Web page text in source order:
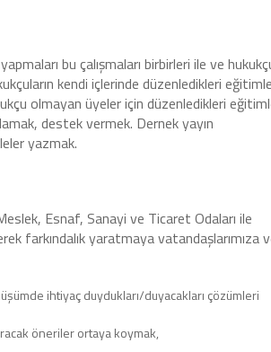
bu çalışmaları birbirleri ile ve
kendi içlerinde düzenledikleri
olmayan üyeler için düzenledikleri
destek vermek. Dernek yayın
yazmak.
Esnaf, Sanayi ve Ticaret Odaları ile
farkındalık yaratmaya vatandaşlarımıza
ihtiyaç duydukları/duyacakları çözümleri
öneriler ortaya koymak,